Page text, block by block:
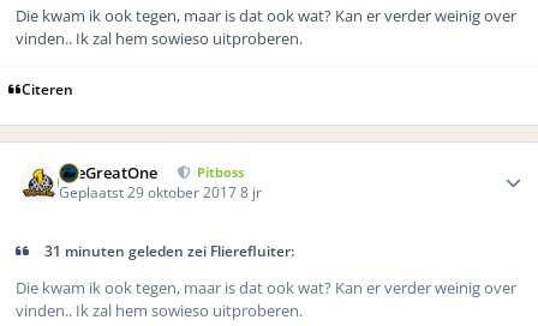
Die kwam ik ook tegen, maar is dat ook wat? Kan er verder weinig over
vinden.. Ik zal hem sowieso uitproberen.
Citeren
TheGreatOne Pitboss
Geplaatst29 oktober 20178 jr
31 minuten geleden zei Flierefluiter:
Die kwam ik ook tegen, maar is dat ook wat? Kan er verder weinig over
vinden.. Ik zal hem sowieso uitproberen.